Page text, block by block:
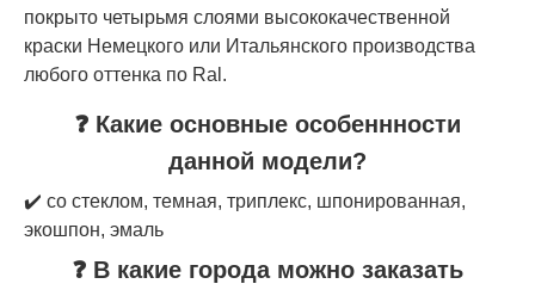
покрыто четырьмя слоями высококачественной
краски Немецкого или Итальянского производства
любого оттенка по Ral.
❓ Какие основные особеннности
данной модели?
✔️ со стеклом, темная, триплекс, шпонированная,
экошпон, эмаль
❓ В какие города можно заказать